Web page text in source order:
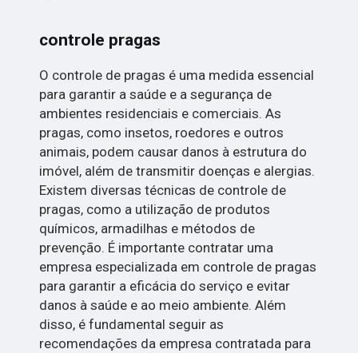
controle pragas
O controle de pragas é uma medida essencial
para garantir a saúde e a segurança de
ambientes residenciais e comerciais. As
pragas, como insetos, roedores e outros
animais, podem causar danos à estrutura do
imóvel, além de transmitir doenças e alergias.
Existem diversas técnicas de controle de
pragas, como a utilização de produtos
químicos, armadilhas e métodos de
prevenção. É importante contratar uma
empresa especializada em controle de pragas
para garantir a eficácia do serviço e evitar
danos à saúde e ao meio ambiente. Além
disso, é fundamental seguir as
recomendações da empresa contratada para